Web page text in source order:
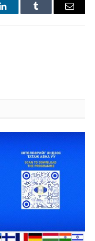
LinkedInTumblr Имэйл